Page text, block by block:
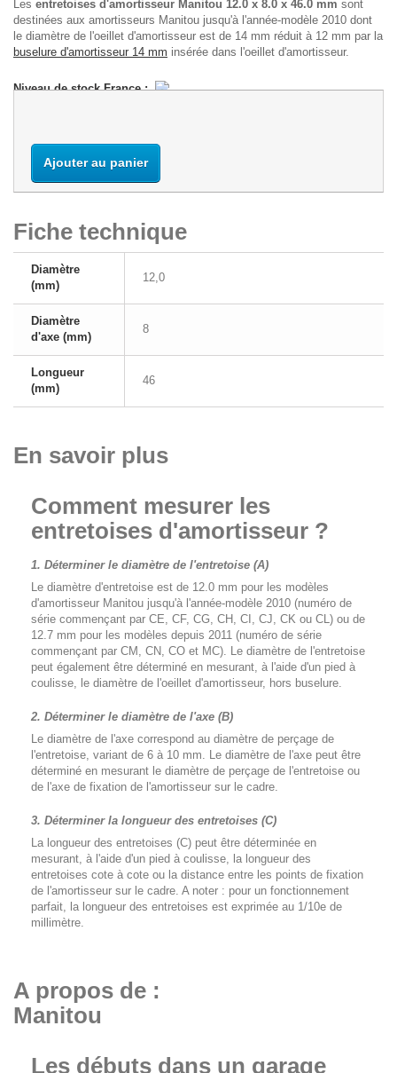
Les entretoises d'amortisseur Manitou 12.0 x 8.0 x 46.0 mm sont
destinées aux amortisseurs Manitou jusqu'à l'année-modèle 2010 dont
le diamètre de l'oeillet d'amortisseur est de 14 mm réduit à 12 mm par la
buselure d'amortisseur 14 mm insérée dans l'oeillet d'amortisseur.
Niveau de stock France :
Ajouter au panier
Fiche technique
Diamètre
(mm)
12,0
Diamètre
d'axe (mm)
8
Longueur
(mm)
46
En savoir plus
Comment mesurer les
entretoises d'amortisseur ?
1. Déterminer le diamètre de l'entretoise (A)
Le diamètre d'entretoise est de 12.0 mm pour les modèles
d'amortisseur Manitou jusqu'à l'année-modèle 2010 (numéro de
série commençant par CE, CF, CG, CH, CI, CJ, CK ou CL) ou de
12.7 mm pour les modèles depuis 2011 (numéro de série
commençant par CM, CN, CO et MC). Le diamètre de l'entretoise
peut également être déterminé en mesurant, à l'aide d'un pied à
coulisse, le diamètre de l'oeillet d'amortisseur, hors buselure.
2. Déterminer le diamètre de l'axe (B)
Le diamètre de l'axe correspond au diamètre de perçage de
l'entretoise, variant de 6 à 10 mm. Le diamètre de l'axe peut être
déterminé en mesurant le diamètre de perçage de l'entretoise ou
de l'axe de fixation de l'amortisseur sur le cadre.
3. Déterminer la longueur des entretoises (C)
La longueur des entretoises (C) peut être déterminée en
mesurant, à l'aide d'un pied à coulisse, la longueur des
entretoises cote à cote ou la distance entre les points de fixation
de l'amortisseur sur le cadre. A noter : pour un fonctionnement
parfait, la longueur des entretoises est exprimée au 1/10e de
millimètre.
A propos de :
Manitou
Les débuts dans un garage